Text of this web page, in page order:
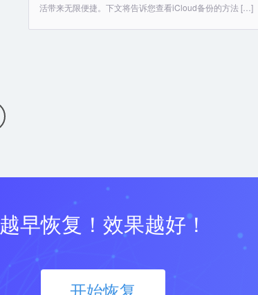
活带来无限便捷。下文将告诉您查看iCloud备份的方法 […]
越早恢复！效果越好！
开始恢复